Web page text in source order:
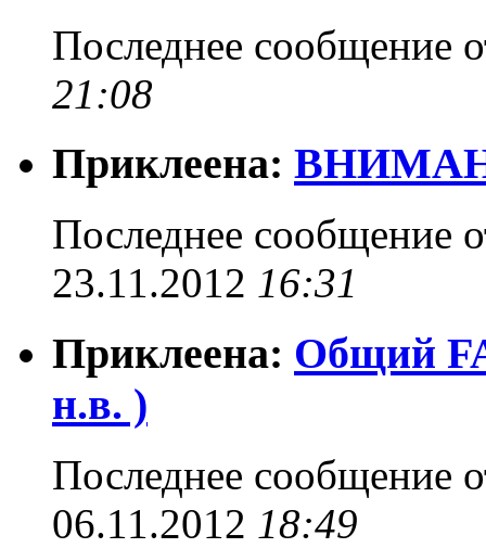
Последнее сообщение
21:08
Приклеена:
Последнее сообщение
23.11.2012 16:31
Приклеена: Общий
н.в. )
Последнее сообщение
06.11.2012 18:49